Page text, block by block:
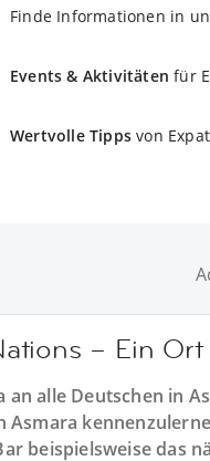
Finde Informationen in
Events & Aktivitäten für
Wertvolle Tipps von
– Ein
an alle Deutschen in
Asmara
beispielsweise das